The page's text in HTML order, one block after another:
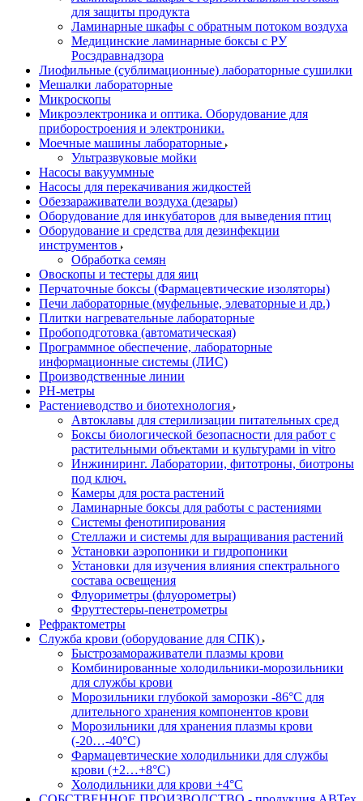
для защиты продукта
Ламинарные шкафы с обратным потоком воздуха
Медицинские ламинарные боксы с РУ
Росздравнадзора
Лиофильные (сублимационные) лабораторные сушилки
Мешалки лабораторные
Микроскопы
Микроэлектроника и оптика. Оборудование для
приборостроения и электроники.
Моечные машины лабораторные
Ультразвуковые мойки
Насосы вакууммные
Насосы для перекачивания жидкостей
Обеззараживатели воздуха (дезары)
Оборудование для инкубаторов для выведения птиц
Оборудование и средства для дезинфекции
инструментов
Обработка семян
Овоскопы и тестеры для яиц
Перчаточные боксы (Фармацевтические изоляторы)
Печи лабораторные (муфельные, элеваторные и др.)
Плитки нагревательные лабораторные
Пробоподготовка (автоматическая)
Программное обеспечение, лабораторные
информационные системы (ЛИС)
Производственные линии
РH-метры
Растениеводство и биотехнология
Автоклавы для стерилизации питательных сред
Боксы биологической безопасности для работ с
растительными объектами и культурами in vitro
Инжиниринг. Лаборатории, фитотроны, биотроны
под ключ.
Камеры для роста растений
Ламинарные боксы для работы с растениями
Системы фенотипирования
Стеллажи и системы для выращивания растений
Установки аэропоники и гидропоники
Установки для изучения влияния спектрального
состава освещения
Флуориметры (флуорометры)
Фруттестеры-пенетрометры
Рефрактометры
Служба крови (оборудование для СПК)
Быстрозамораживатели плазмы крови
Комбинированные холодильники-морозильники
для службы крови
Морозильники глубокой заморозки -86°С для
длительного хранения компонентов крови
Морозильники для хранения плазмы крови
(-20…-40°С)
Фармацевтические холодильники для службы
крови (+2…+8°С)
Холодильники для крови +4°С